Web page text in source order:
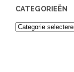
CATEGORIEËN
Categorieën